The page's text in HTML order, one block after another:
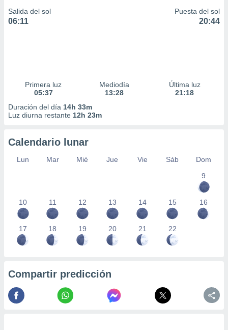
Salida del sol
06:11
Puesta del sol
20:44
Primera luz
05:37
Mediodía
13:28
Última luz
21:18
Duración del día 14h 33m
Luz diurna restante 12h 23m
Calendario lunar
Lun Mar Mié Jue Vie Sáb
Dom
9
10 11 12 13 14 15 16
17 18 19 20 21 22
Compartir predicción